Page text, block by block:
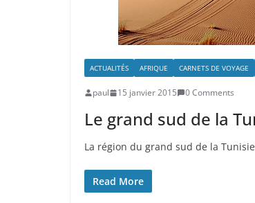
ACTUALITÉS AFRIQUE CARNETS DE VOYAGE
paul 15 janvier 2015 0 Comments
Le grand sud de la
La région du grand sud de la
Read More